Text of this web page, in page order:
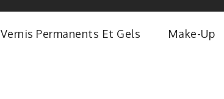
Vernis Permanents Et Gels Make-Up